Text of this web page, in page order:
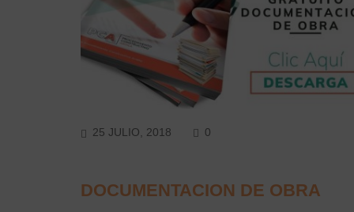
25 JULIO, 2018 0COMMENTS
DOCUMENTACION DE OBRA